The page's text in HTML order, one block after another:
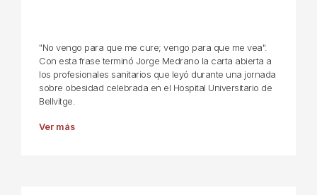
"No vengo para que me cure; vengo para que me vea".
Con esta frase terminó Jorge Medrano la carta abierta a
los profesionales sanitarios que leyó durante una jornada
sobre obesidad celebrada en el Hospital Universitario de
Bellvitge.
Ver más